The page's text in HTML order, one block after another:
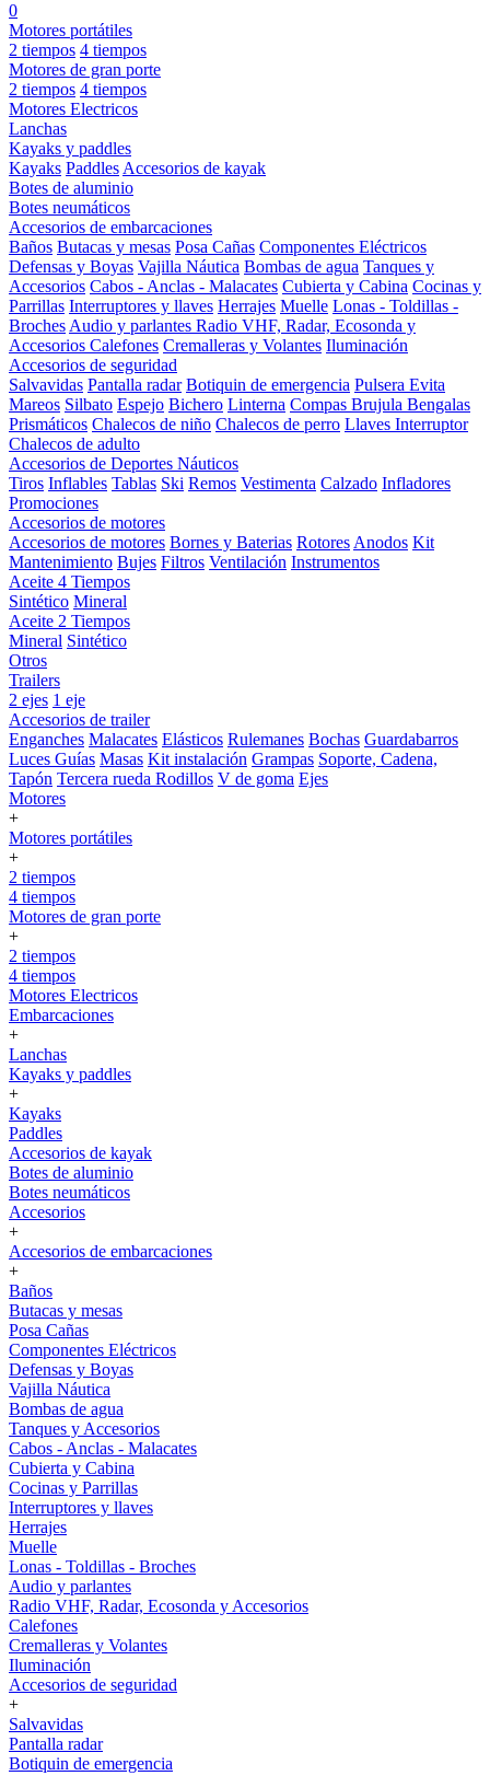
0
Motores portátiles
2 tiempos 4 tiempos
Motores de gran porte
2 tiempos 4 tiempos
Motores Electricos
Lanchas
Kayaks y paddles
Kayaks Paddles Accesorios de kayak
Botes de aluminio
Botes neumáticos
Accesorios de embarcaciones
Baños Butacas y mesas Posa Cañas Componentes Eléctricos
Defensas y Boyas Vajilla Náutica Bombas de agua Tanques y
Accesorios Cabos - Anclas - Malacates Cubierta y Cabina Cocinas y
Parrillas Interruptores y llaves Herrajes Muelle Lonas - Toldillas -
Broches Audio y parlantes Radio VHF, Radar, Ecosonda y
Accesorios Calefones Cremalleras y Volantes Iluminación
Accesorios de seguridad
Salvavidas Pantalla radar Botiquin de emergencia Pulsera Evita
Mareos Silbato Espejo Bichero Linterna Compas Brujula Bengalas
Prismáticos Chalecos de niño Chalecos de perro Llaves Interruptor
Chalecos de adulto
Accesorios de Deportes Náuticos
Tiros Inflables Tablas Ski Remos Vestimenta Calzado Infladores
Promociones
Accesorios de motores
Accesorios de motores Bornes y Baterias Rotores Anodos Kit
Mantenimiento Bujes Filtros Ventilación Instrumentos
Aceite 4 Tiempos
Sintético Mineral
Aceite 2 Tiempos
Mineral Sintético
Otros
Trailers
2 ejes 1 eje
Accesorios de trailer
Enganches Malacates Elásticos Rulemanes Bochas Guardabarros
Luces Guías Masas Kit instalación Grampas Soporte, Cadena,
Tapón Tercera rueda Rodillos V de goma Ejes
Motores
+
Motores portátiles
+
2 tiempos
4 tiempos
Motores de gran porte
+
2 tiempos
4 tiempos
Motores Electricos
Embarcaciones
+
Lanchas
Kayaks y paddles
+
Kayaks
Paddles
Accesorios de kayak
Botes de aluminio
Botes neumáticos
Accesorios
+
Accesorios de embarcaciones
+
Baños
Butacas y mesas
Posa Cañas
Componentes Eléctricos
Defensas y Boyas
Vajilla Náutica
Bombas de agua
Tanques y Accesorios
Cabos - Anclas - Malacates
Cubierta y Cabina
Cocinas y Parrillas
Interruptores y llaves
Herrajes
Muelle
Lonas - Toldillas - Broches
Audio y parlantes
Radio VHF, Radar, Ecosonda y Accesorios
Calefones
Cremalleras y Volantes
Iluminación
Accesorios de seguridad
+
Salvavidas
Pantalla radar
Botiquin de emergencia